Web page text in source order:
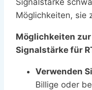
Möglichkeiten, sie
Möglichkeiten
Signalstärke für
Verwenden
Billige oder